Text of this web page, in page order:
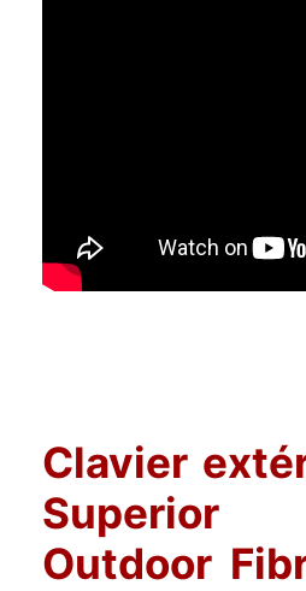
Clavier
Superior
Outdoor